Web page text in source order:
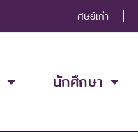
ศิษย์เก่า
นักศึกษา